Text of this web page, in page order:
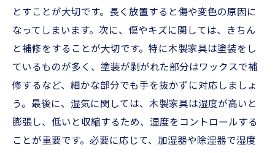
とすことが大切です。長く放置すると傷や変色の原因に
なってしまいます。次に、傷やキズに関しては、きちん
と補修をすることが大切です。特に木製家具は塗装をし
ているものが多く、塗装が剥がれた部分はワックスで補
修するなど、細かな部分でも手を抜かずに対応しましょ
う。最後に、湿気に関しては、木製家具は湿度が高いと
膨張し、低いと収縮するため、湿度をコントロールする
ことが重要です。必要に応じて、加湿器や除湿器で湿度